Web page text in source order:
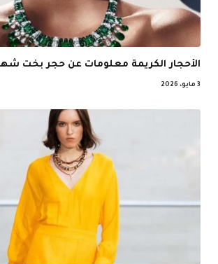
الأحجار الكريمة معلومات عن حجر بخت شهر
3 مايو، 2026